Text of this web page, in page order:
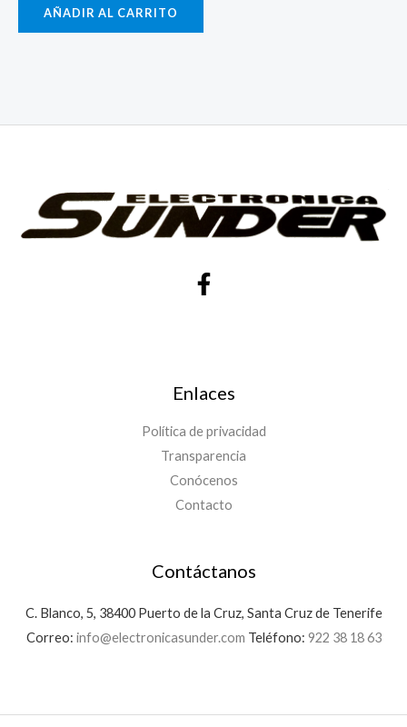
AÑADIR AL CARRITO
Enlaces
Política de privacidad
Transparencia
Conócenos
Contacto
Contáctanos
C. Blanco, 5, 38400 Puerto de la Cruz, Santa Cruz de Tenerife
Correo: info@electronicasunder.com Teléfono: 922 38 18 63